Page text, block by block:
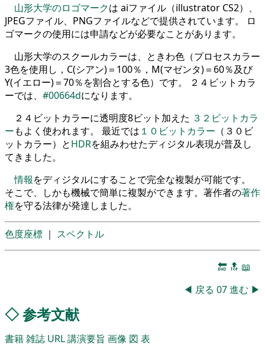
山形大学のロゴマークは aiファイル（illustrator CS2）、
JPEGファイル、PNGファイルなどで提供されています。 ロ
ゴマークの使用には申請などが必要なことがあります。
山形大学のスクールカラーは、ときわ色（プロセスカラー
3色を使用し，C(シアン)＝100％，M(マゼンタ)＝60％及び
Y(イエロー)＝70％を割合とする色）です。 ２４ビットカラ
ーでは、 #00664dになります。
２４ビットカラーに透明度8ビット加えた ３２ビットカラ
ーもよく使われます。 最近では １０ビットカラー （３０ビ
ットカラー）とHDRを組みわせたディジタル表現が普及し
てきました。
情報をディジタルにすることで完全な複製が可能です。
そこで、しかも機械で簡単に複製ができます。著作者の著作
権を守る法律が発達しました。
色度座標 ｜ スペクトル
🔚 🔝 📖
◀ 戻る 07進む ▶
◇参考文献
書籍雑誌 URL講演要旨 画像 図 表